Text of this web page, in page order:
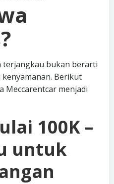
terjangkau bukan berarti
Berikut
Meccarentcar menjadi
100K –
untuk